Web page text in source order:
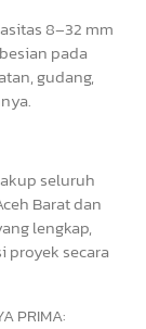
8–32 mm
pada
gudang,
seluruh
Barat dan
lengkap,
proyek secara
PRIMA: